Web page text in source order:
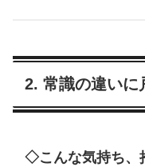
2. 常識の違いに
◇こんな気持ち、